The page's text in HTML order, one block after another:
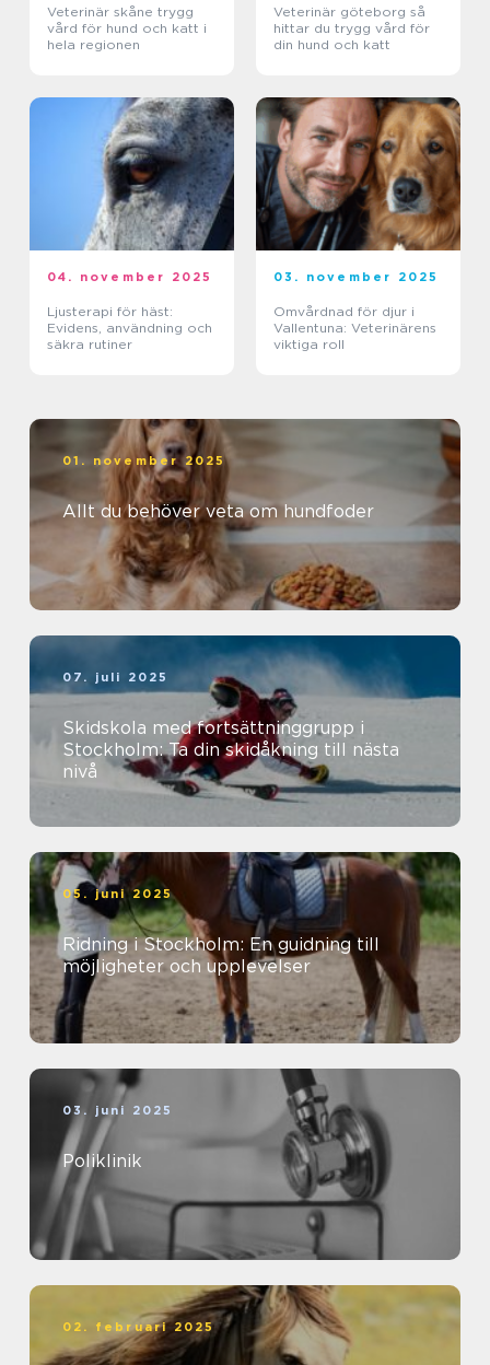
Veterinär skåne trygg
vård för hund och katt i
hela regionen
Veterinär göteborg så
hittar du trygg vård för
din hund och katt
04. november 2025
Ljusterapi för häst:
Evidens, användning och
säkra rutiner
03. november 2025
Omvårdnad för djur i
Vallentuna: Veterinärens
viktiga roll
01. november 2025
Allt du behöver veta om hundfoder
07. juli 2025
Skidskola med fortsättninggrupp i
Stockholm: Ta din skidåkning till nästa
nivå
05. juni 2025
Ridning i Stockholm: En guidning till
möjligheter och upplevelser
03. juni 2025
Poliklinik
02. februari 2025